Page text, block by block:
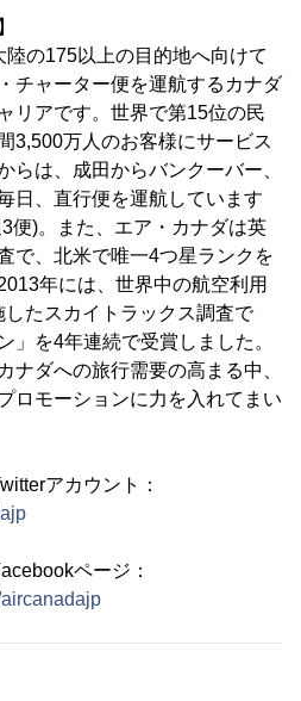
の175以上の目的地へ向けて
チャーター便を運航するカナダ
リアです。世界で第15位の民
3,500万人のお客様にサービス
らは、成田からバンクーバー、
日、直行便を運航しています
便)。また、エア・カナダは英
で、北米で唯一4つ星ランクを
年には、世界中の航空利用
たスカイトラックス調査で
」を4年連続で受賞しました。
ナダへの旅行需要の高まる中、
ロモーションに力を入れてまい
アカウント：
ページ：